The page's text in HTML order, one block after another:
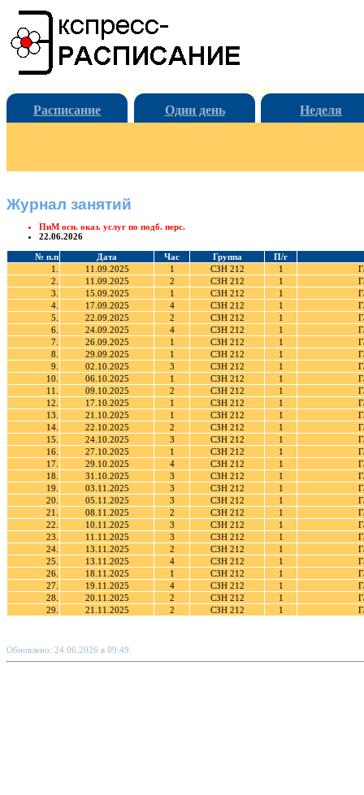
Расписание Один день Неделя
Журнал занятий
ПиМ осн. оказ. услуг по подб. перс.
22.06.2026
№ п.п Дата Час Группа
П/г
1.
11.09.2025 1 СЗН 212 1
2.
11.09.2025 2 СЗН 212 1
3.
15.09.2025 1 СЗН 212 1
4.
17.09.2025 4 СЗН 212 1
5.
22.09.2025 2 СЗН 212 1
6.
24.09.2025 4 СЗН 212 1
7.
26.09.2025 1 СЗН 212 1
8.
29.09.2025 1 СЗН 212 1
9.
02.10.2025 3 СЗН 212 1
10.
06.10.2025 1 СЗН 212 1
11.
09.10.2025 2 СЗН 212 1
12.
17.10.2025 1 СЗН 212 1
13.
21.10.2025 1 СЗН 212 1
14.
22.10.2025 2 СЗН 212 1
15.
24.10.2025 3 СЗН 212 1
16.
27.10.2025 1 СЗН 212 1
17.
29.10.2025 4 СЗН 212 1
18.
31.10.2025 3 СЗН 212 1
19.
03.11.2025 3 СЗН 212 1
20.
05.11.2025 3 СЗН 212 1
21.
08.11.2025 2 СЗН 212 1
22.
10.11.2025 3 СЗН 212 1
23.
11.11.2025 3 СЗН 212 1
24.
13.11.2025 2 СЗН 212 1
25.
13.11.2025 4 СЗН 212 1
26.
18.11.2025 1 СЗН 212 1
27.
19.11.2025 4 СЗН 212 1
28.
20.11.2025 2 СЗН 212 1
29.
21.11.2025 2 СЗН 212 1
Обновлено: 24.06.2026 в 09:49.